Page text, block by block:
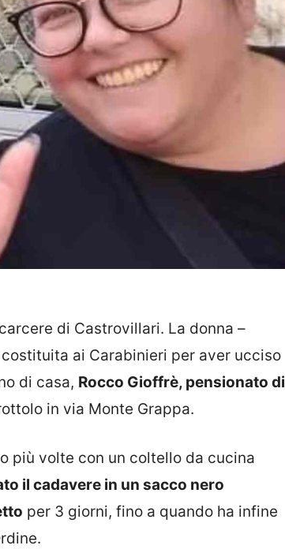
di Castrovillari. La donna –
ai Carabinieri per aver ucciso
di casa, Rocco Gioffrè, pensionato di
in via Monte Grappa.
più volte con un coltello da cucina
il cadavere in un sacco nero
per 3 giorni, fino a quando ha infine